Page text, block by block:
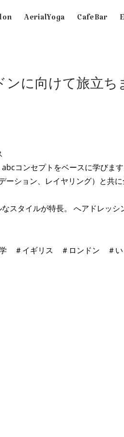
AerialYoga CafeBar
ンに向けて旅立ち
コンセプトをベースに学びます
ーション、レイヤリング）と共
スタイルが特長。 へアドレッシ
＃イギリス ＃ロンドン ＃い